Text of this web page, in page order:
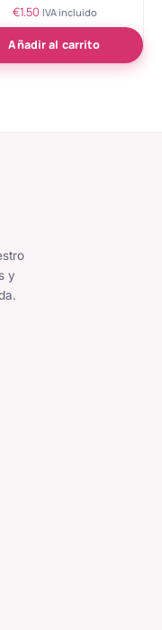
Valorado
de 5
€1.50 IVA incluido
Añadir al carrito
y